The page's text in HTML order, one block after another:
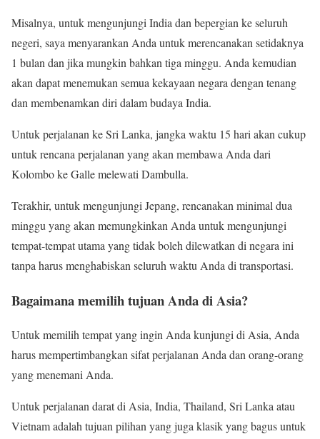
Misalnya, untuk mengunjungi India dan bepergian ke seluruh
negeri, saya menyarankan Anda untuk merencanakan setidaknya
1 bulan dan jika mungkin bahkan tiga minggu. Anda kemudian
akan dapat menemukan semua kekayaan negara dengan tenang
dan membenamkan diri dalam budaya India.
Untuk perjalanan ke Sri Lanka, jangka waktu 15 hari akan cukup
untuk rencana perjalanan yang akan membawa Anda dari
Kolombo ke Galle melewati Dambulla.
Terakhir, untuk mengunjungi Jepang, rencanakan minimal dua
minggu yang akan memungkinkan Anda untuk mengunjungi
tempat-tempat utama yang tidak boleh dilewatkan di negara ini
tanpa harus menghabiskan seluruh waktu Anda di transportasi.
Bagaimana memilih tujuan Anda di Asia?
Untuk memilih tempat yang ingin Anda kunjungi di Asia, Anda
harus mempertimbangkan sifat perjalanan Anda dan orang-orang
yang menemani Anda.
Untuk perjalanan darat di Asia, India, Thailand, Sri Lanka atau
Vietnam adalah tujuan pilihan yang juga klasik yang bagus untuk